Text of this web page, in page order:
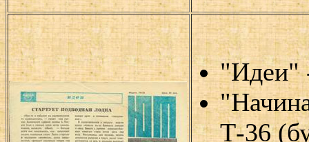
"Идеи"
Т-36